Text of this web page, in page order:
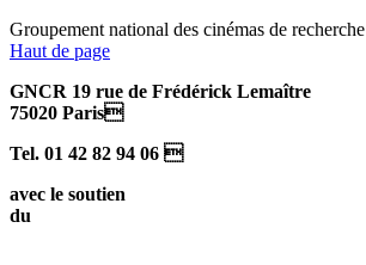
Groupement national des cinémas de recherche
Haut de page
GNCR 19 rue de Frédérick Lemaître
75020 Paris
Tel. 01 42 82 94 06 
avec le soutien
du